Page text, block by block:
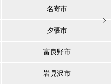
名寄市
夕張市
富良野市
岩見沢市